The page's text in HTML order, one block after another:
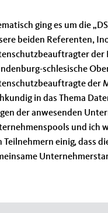
ging es um die
beiden Referenten,
der
schlesische
der
in das Thema
der anwesenden
und ich
Teilnehmern einig, dass